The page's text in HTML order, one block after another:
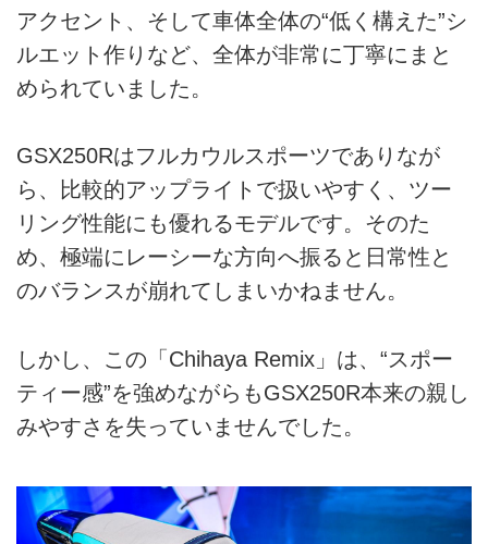
アクセント、そして車体全体の“低く構えた”シ
ルエット作りなど、全体が非常に丁寧にまと
められていました。
GSX250Rはフルカウルスポーツでありなが
ら、比較的アップライトで扱いやすく、ツー
リング性能にも優れるモデルです。そのた
め、極端にレーシーな方向へ振ると日常性と
のバランスが崩れてしまいかねません。
しかし、この「Chihaya Remix」は、“スポー
ティー感”を強めながらもGSX250R本来の親し
みやすさを失っていませんでした。